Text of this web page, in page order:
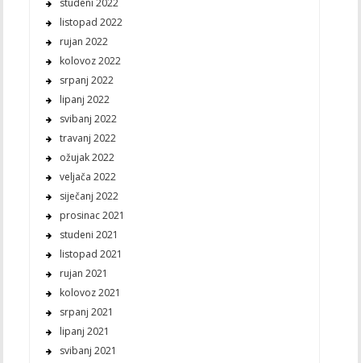
studeni 2022
listopad 2022
rujan 2022
kolovoz 2022
srpanj 2022
lipanj 2022
svibanj 2022
travanj 2022
ožujak 2022
veljača 2022
siječanj 2022
prosinac 2021
studeni 2021
listopad 2021
rujan 2021
kolovoz 2021
srpanj 2021
lipanj 2021
svibanj 2021